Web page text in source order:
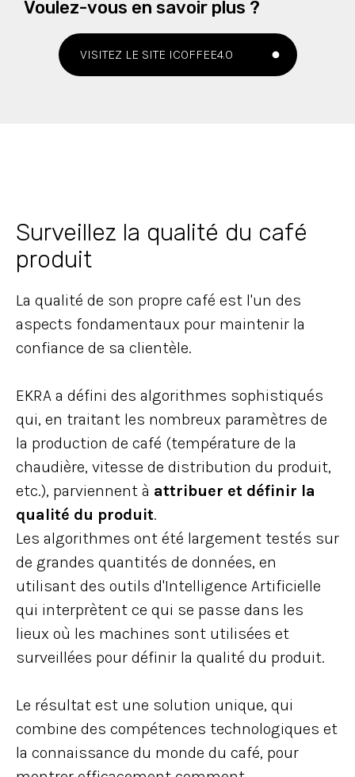
Voulez-vous en savoir plus ?
VISITEZ LE SITE ICOFFEE4.0
Surveillez la qualité du café
produit
La qualité de son propre café est l'un des
aspects fondamentaux pour maintenir la
confiance de sa clientèle.
EKRA a défini des algorithmes sophistiqués
qui, en traitant les nombreux paramètres de
la production de café (température de la
chaudière, vitesse de distribution du produit,
etc.), parviennent à attribuer et définir la
qualité du produit.
Les algorithmes ont été largement testés sur
de grandes quantités de données, en
utilisant des outils d'Intelligence Artificielle
qui interprètent ce qui se passe dans les
lieux où les machines sont utilisées et
surveillées pour définir la qualité du produit.
Le résultat est une solution unique, qui
combine des compétences technologiques et
la connaissance du monde du café, pour